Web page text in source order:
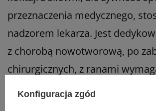
przeznaczenia medycznego,
nadzorem lekarza. Jest
z chorobą nowotworową, po
chirurgicznych, z ranami
gojenia, po udarze mózgu, z
Konfiguracja zgód